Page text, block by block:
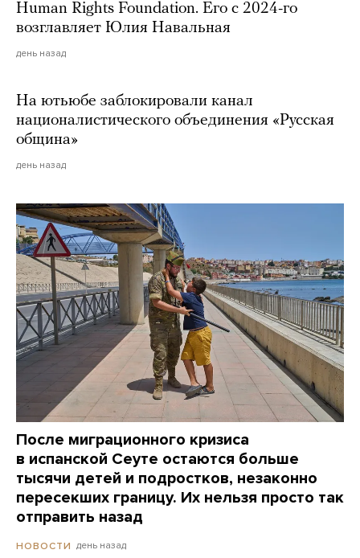
Human Rights Foundation. Его с 2024-го
возглавляет Юлия Навальная
день назад
На ютьюбе заблокировали канал
националистического объединения «Русская
община»
день назад
После миграционного кризиса
в испанской Сеуте остаются больше
тысячи детей и подростков, незаконно
пересекших границу. Их нельзя просто так
отправить назад
НОВОСТИ день назад